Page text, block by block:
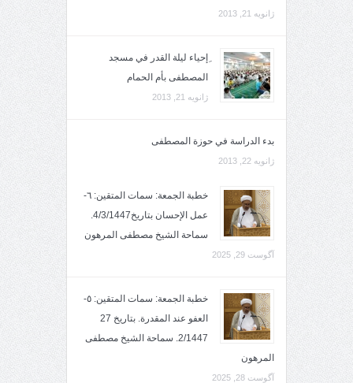
ژانویه 21, 2013
ِإحياء ليلة القدر في مسجد
المصطفى بأم الحمام
ژانویه 21, 2013
بدء الدراسة في حوزة المصطفى
ژانویه 22, 2013
خطبة الجمعة: سمات المتقين: ٦-
عمل الإحسان بتاريخ4/3/1447.
سماحة الشيخ مصطفى المرهون
آگوست 29, 2025
خطبة الجمعة: سمات المتقين: ٥-
العفو عند المقدرة. بتاريخ 27
2/1447. سماحة الشيخ مصطفى
المرهون
آگوست 28, 2025